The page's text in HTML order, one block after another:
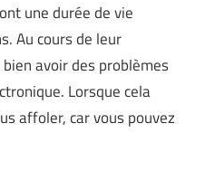
une durée de vie
Au cours de leur
avoir des problèmes
Lorsque cela
affoler, car vous pouvez